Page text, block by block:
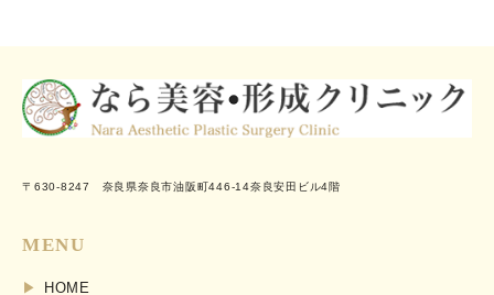
〒630-8247 奈良県奈良市油阪町446-14奈良安田ビル4階
MENU
HOME